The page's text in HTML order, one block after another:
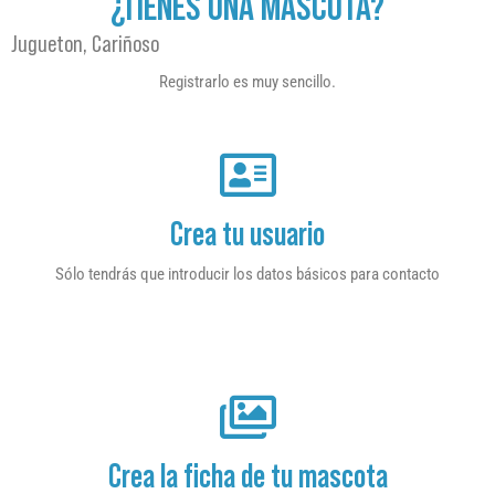
Jugueton, Cariñoso
Registrarlo es muy sencillo.
Crea tu usuario
Sólo tendrás que introducir los datos básicos para contacto
Crea la ficha de tu mascota